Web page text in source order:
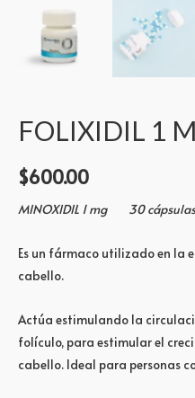
FOLIXIDIL 1
$600.00
MINOXIDIL 1 mg 30 cápsulas
Es un fármaco utilizado en la
cabello.
Actúa estimulando la
folículo, para estimular el
cabello. Ideal para personas